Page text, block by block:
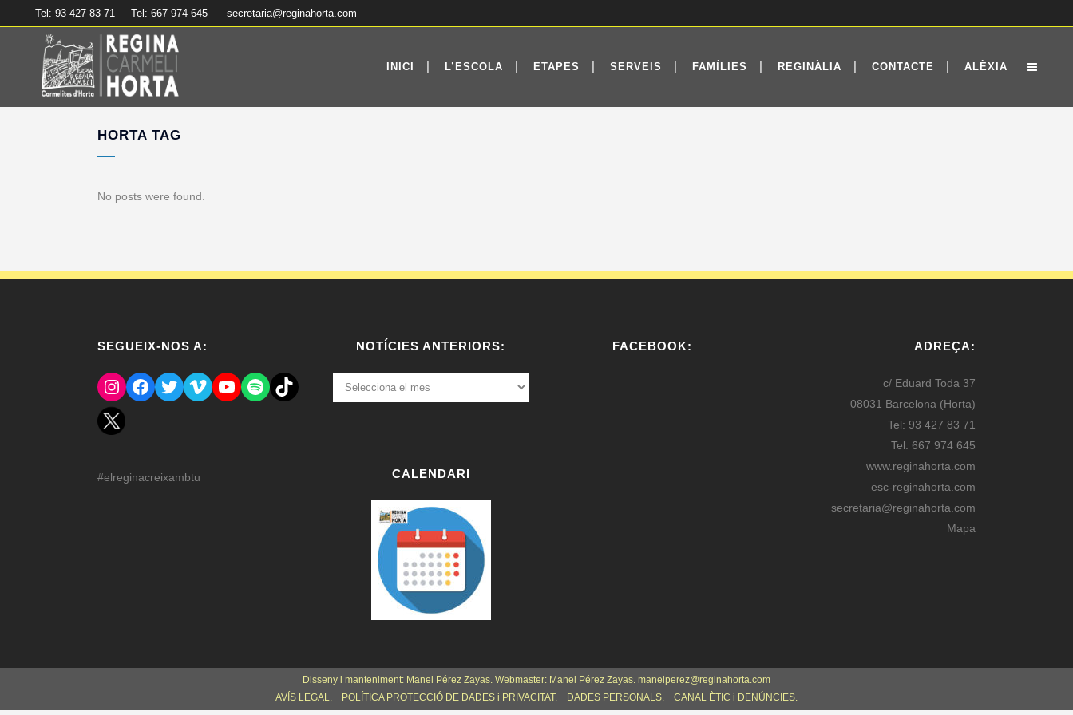
Tel: 93 427 83 71 Tel: 667 974 645 secretaria@reginahorta.com
INICI L’ESCOLA ETAPES SERVEIS FAMÍLIES REGINÀLIA CONTACTE ALÈXIA
HORTA TAG
No posts were found.
SEGUEIX-NOS A:
Instagram
Facebook
TwitterVimeoYouTube
SpotifyEl Tik Tok del Regina.
#elreginacreixambtu
NOTÍCIES ANTERIORS:
NOTÍCIES
ANTERIORS:
CALENDARI
FACEBOOK: ADREÇA:
c/ Eduard Toda 37
08031 Barcelona (Horta)
Tel: 93 427 83 71
Tel: 667 974 645
www.reginahorta.com
esc-reginahorta.com
secretaria@reginahorta.com
Mapa
Disseny i manteniment: Manel Pérez Zayas. Webmaster: Manel Pérez Zayas. manelperez@reginahorta.com
AVÍS LEGAL.
POLÍTICA PROTECCIÓ DE DADES i PRIVACITAT. DADES PERSONALS. CANAL ÈTIC i DENÚNCIES.